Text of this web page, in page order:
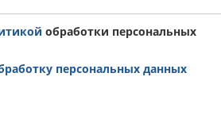
обработки персональных
персональных данных